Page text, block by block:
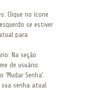
Clique no ícone
se estiver
para
Na seção
de usuário.
Senha’.
senha atual